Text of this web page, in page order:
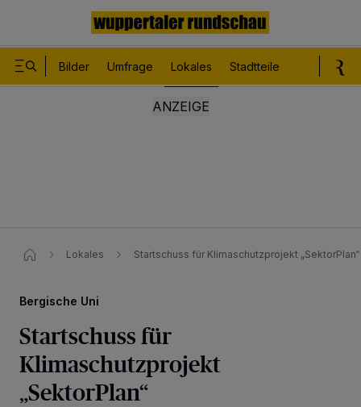
Bilder Umfrage Lokales Stadtteile
Lokales Startschuss für Klimaschutzprojekt „SektorPlan“
Bergische Uni
Startschuss für
Klimaschutzprojekt
„SektorPlan“